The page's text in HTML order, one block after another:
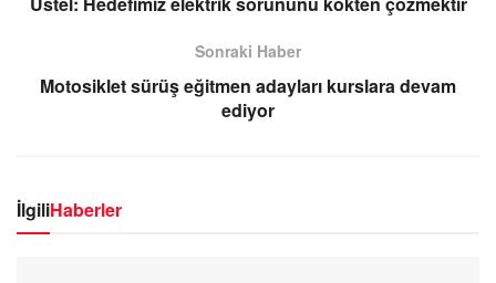
Sonraki Haber
Motosiklet sürüş eğitmen adayları kurslara devam
ediyor
İlgiliHaberler